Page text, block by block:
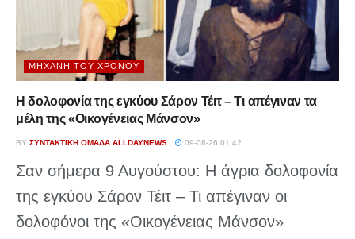
ΜΗΧΑΝΉ ΤΟΥ ΧΡΌΝΟΥ
Η δολοφονία της εγκύου Σάρον Τέιτ – Τι απέγιναν τα
μέλη της «Οικογένειας Μάνσον»
BY ΣΥΝΤΑΚΤΙΚΉ ΟΜΆΔΑ ALLDAYNEWS 09-08-26 01:42
Σαν σήμερα 9 Αυγούστου: Η άγρια δολοφονία
της εγκύου Σάρον Τέιτ – Τι απέγιναν οι
δολοφόνοι της «Οικογένειας Μάνσον»